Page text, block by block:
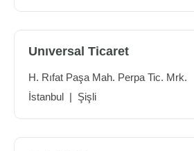
Unıversal Ticaret
H. Rıfat Paşa Mah. Perpa Tic. Mrk.
İstanbul | Şişli